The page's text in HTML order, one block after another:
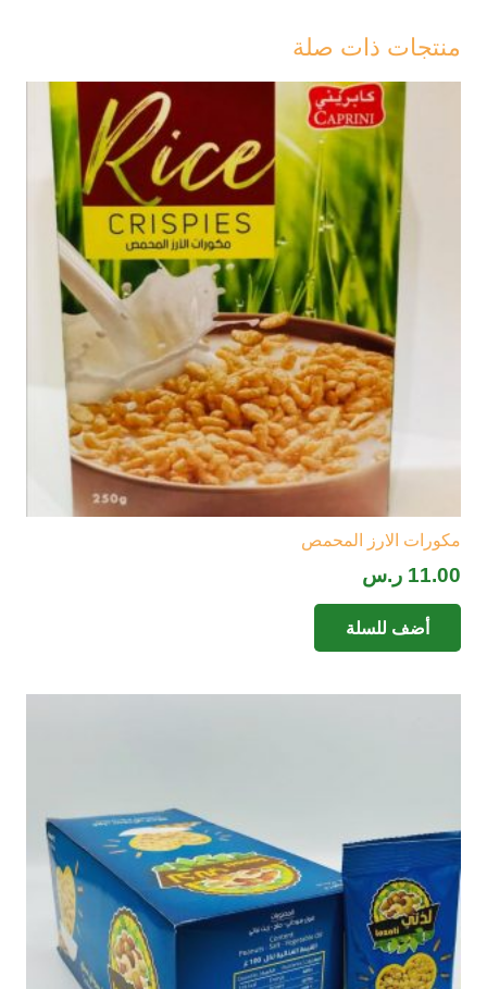
منتجات ذات صلة
مكورات الارز المحمص
11.00 ر.س
أضف للسلة